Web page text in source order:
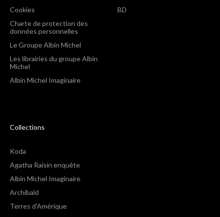
Cookies
Charte de protection des
données personnelles
Le Groupe Albin Michel
Les librairies du groupe Albin
Michel
Albin Michel Imaginaire
BD
Collections
Koda
Agatha Raisin enquête
Albin Michel Imaginaire
Archibald
Terres d'Amérique